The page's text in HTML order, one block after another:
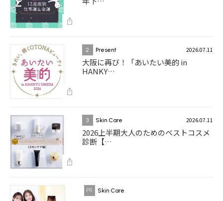
2 Present 2026.07.11
大阪に再び！「あいたい美的 in
HANKY…
3 Skin Care 2026.07.11
2026上半期大人のためのベストコスメ
診断【…
Skin Care